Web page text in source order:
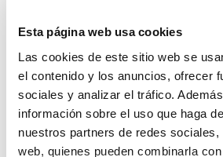
Esta página web usa cookies
Las cookies de este sitio web se
el contenido y los anuncios, ofrecer
sociales y analizar el tráfico.
información sobre el uso que haga
nuestros partners de redes
web, quienes pueden combinarla
de septiembre de 2026 a las
reencontrarte con tus
compañeros de las primeras
celebrar juntos 25/30 años
Será una ocasión especial